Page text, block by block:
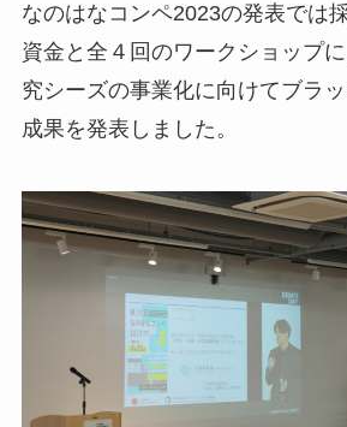
なのはなコンペ2023の発表では
資金と全４回のワークショップ
究シーズの事業化に向けてブラ
成果を発表しました。